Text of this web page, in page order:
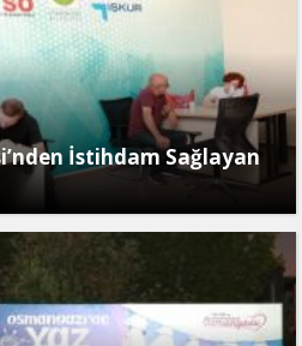
İstihdam Sağlayan